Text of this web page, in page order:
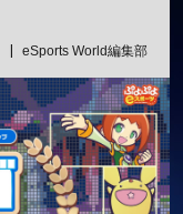
eSports World編集部